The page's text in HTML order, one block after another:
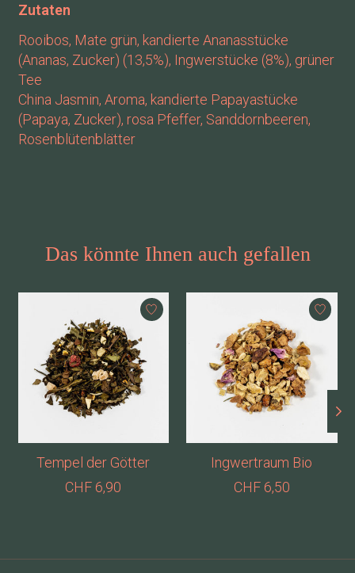
Zutaten
Rooibos, Mate grün, kandierte Ananasstücke
(Ananas, Zucker) (13,5%), Ingwerstücke (8%), grüner
Tee
China Jasmin, Aroma, kandierte Papayastücke
(Papaya, Zucker), rosa Pfeffer, Sanddornbeeren,
Rosenblütenblätter
Das könnte Ihnen auch gefallen
Produkt-Karussell-Artikel
Tempel der Götter
CHF 6,90
Ingwertraum Bio
CHF 6,50